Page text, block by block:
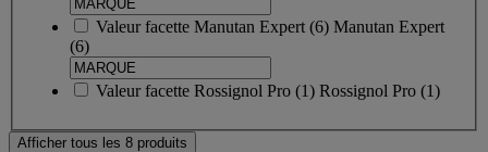
Valeur facette Manutan Expert (6) Manutan Expert
(6)
Valeur facette Rossignol Pro (1) Rossignol Pro (1)
Afficher tous les 8 produits